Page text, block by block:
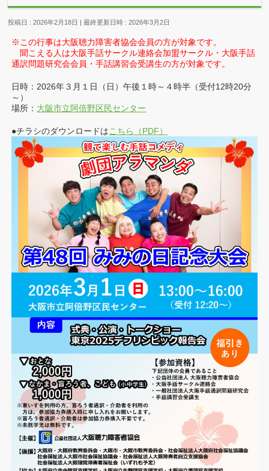
投稿日 : 2026年2月18日 最終更新日時 : 2026年3月2日
※この行事は大阪聴力障害者協会会員の方が対象です。
聞こえる人は大阪手話サークル連絡会加盟サークル・大阪手話
通訳問題研究会会員・手話講習会受講生の方が対象です。
日時：2026年３月１日（日）午後１時～４時半（受付12時20分
～）
場所： 大阪市立阿倍野区民センター
●チラシのダウンロードはこちら（PDF）